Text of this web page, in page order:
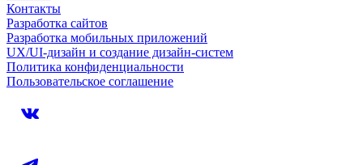
Контакты
Разработка сайтов
Разработка мобильных приложений
UX/UI-дизайн и создание дизайн-систем
Политика конфиденциальности
Пользовательское соглашение